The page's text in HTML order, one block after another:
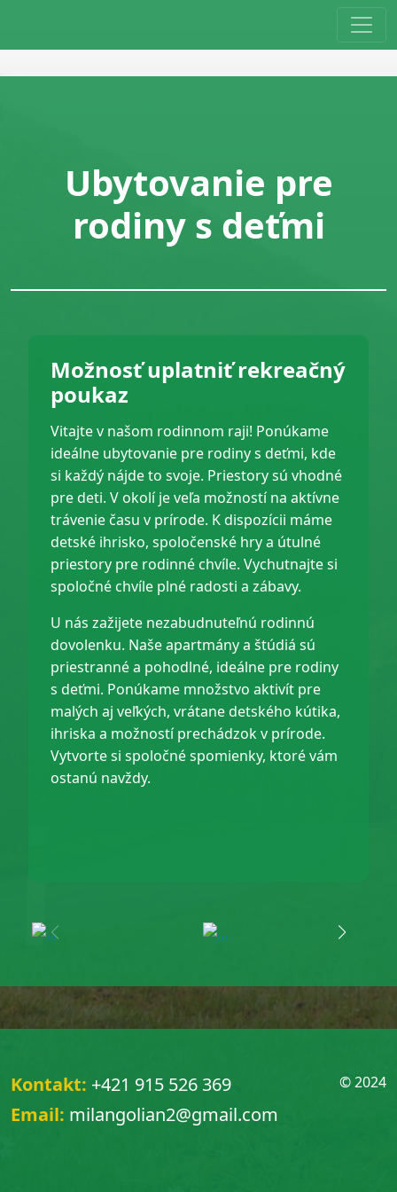
Ubytovanie pre
rodiny s deťmi
Možnosť uplatniť rekreačný
poukaz
Vitajte v našom rodinnom raji! Ponúkame
ideálne ubytovanie pre rodiny s deťmi, kde
si každý nájde to svoje. Priestory sú vhodné
pre deti. V okolí je veľa možností na aktívne
trávenie času v prírode. K dispozícii máme
detské ihrisko, spoločenské hry a útulné
priestory pre rodinné chvíle. Vychutnajte si
spoločné chvíle plné radosti a zábavy.
U nás zažijete nezabudnuteľnú rodinnú
dovolenku. Naše apartmány a štúdiá sú
priestranné a pohodlné, ideálne pre rodiny
s deťmi. Ponúkame množstvo aktivít pre
malých aj veľkých, vrátane detského kútika,
ihriska a možností prechádzok v prírode.
Vytvorte si spoločné spomienky, ktoré vám
ostanú navždy.
Kontakt: +421 915 526 369
Email: milangolian2@gmail.com
© 2024